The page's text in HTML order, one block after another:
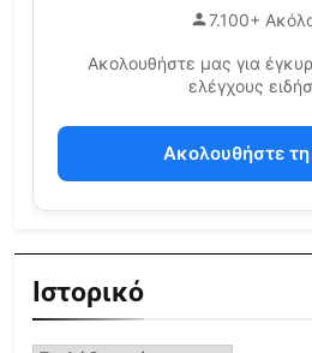
7.100+
Ακολουθήστε μας για
ελέγχους
Ακολουθήστε τη
Ιστορικό